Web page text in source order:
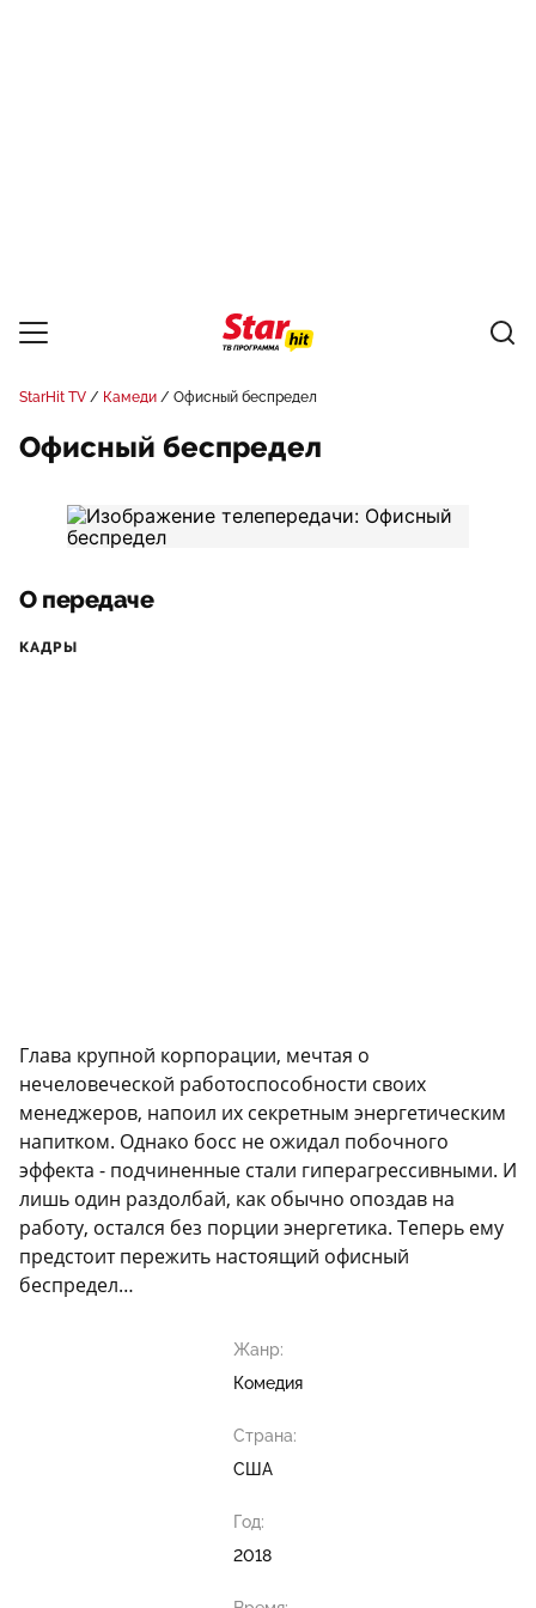
StarHit TV Камеди Офисный беспредел
Офисный беспредел
О передаче
КАДРЫ
Глава крупной корпорации, мечтая о
нечеловеческой работоспособности своих
менеджеров, напоил их секретным энергетическим
напитком. Однако босс не ожидал побочного
эффекта - подчиненные стали гиперагрессивными. И
лишь один раздолбай, как обычно опоздав на
работу, остался без порции энергетика. Теперь ему
предстоит пережить настоящий офисный
беспредел…
Жанр:
Комедия
Страна:
США
Год:
2018